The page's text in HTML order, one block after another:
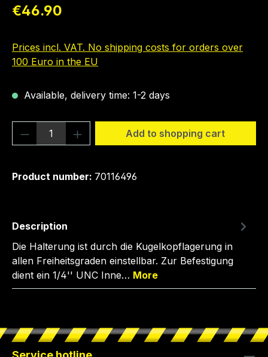
Regular price:
€46.90
Prices incl. VAT. No shipping costs for orders over
100 Euro in the EU
Available, delivery time: 1-2 days
Product Quantity: Enter the desired
Add to shopping cart
Product number: 70116496
Description
Die Halterung ist durch die Kugelkopflagerung in
allen Freiheitsgraden einstellbar. Zur Befestigung
dient ein 1/4'' UNC Inne… More